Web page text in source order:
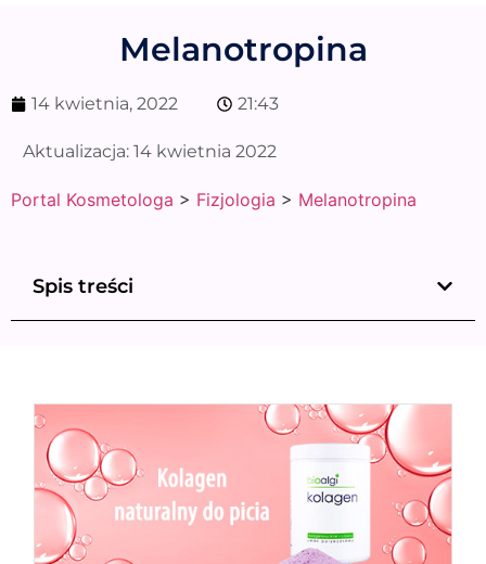
Melanotropina
14 kwietnia, 2022 21:43
Aktualizacja: 14 kwietnia 2022
Portal Kosmetologa > Fizjologia > Melanotropina
Spis treści